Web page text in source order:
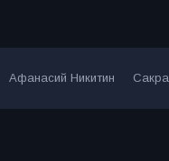
Афанасий Никитин